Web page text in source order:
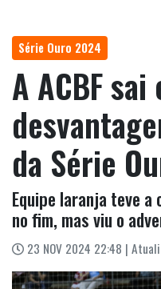
Série Ouro 2024
A ACBF sai
da Série
Equipe laranja teve
no fim, mas viu o
23 NOV 2024 22:48 |